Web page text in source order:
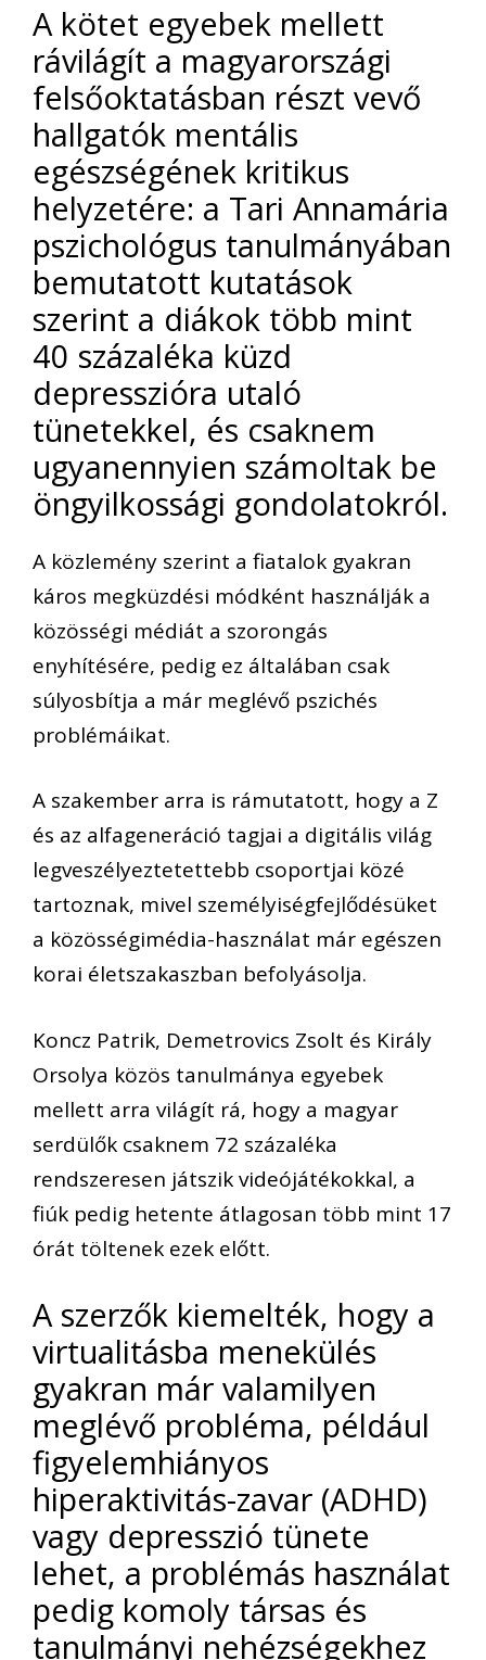
A kötet egyebek mellett
rávilágít a magyarországi
felsőoktatásban részt vevő
hallgatók mentális
egészségének kritikus
helyzetére: a Tari Annamária
pszichológus tanulmányában
bemutatott kutatások
szerint a diákok több mint
40 százaléka küzd
depresszióra utaló
tünetekkel, és csaknem
ugyanennyien számoltak be
öngyilkossági gondolatokról.
A közlemény szerint a fiatalok gyakran
káros megküzdési módként használják a
közösségi médiát a szorongás
enyhítésére, pedig ez általában csak
súlyosbítja a már meglévő pszichés
problémáikat.
A szakember arra is rámutatott, hogy a Z
és az alfageneráció tagjai a digitális világ
legveszélyeztetettebb csoportjai közé
tartoznak, mivel személyiségfejlődésüket
a közösségimédia-használat már egészen
korai életszakaszban befolyásolja.
Koncz Patrik, Demetrovics Zsolt és Király
Orsolya közös tanulmánya egyebek
mellett arra világít rá, hogy a magyar
serdülők csaknem 72 százaléka
rendszeresen játszik videójátékokkal, a
fiúk pedig hetente átlagosan több mint 17
órát töltenek ezek előtt.
A szerzők kiemelték, hogy a
virtualitásba menekülés
gyakran már valamilyen
meglévő probléma, például
figyelemhiányos
hiperaktivitás-zavar (ADHD)
vagy depresszió tünete
lehet, a problémás használat
pedig komoly társas és
tanulmányi nehézségekhez